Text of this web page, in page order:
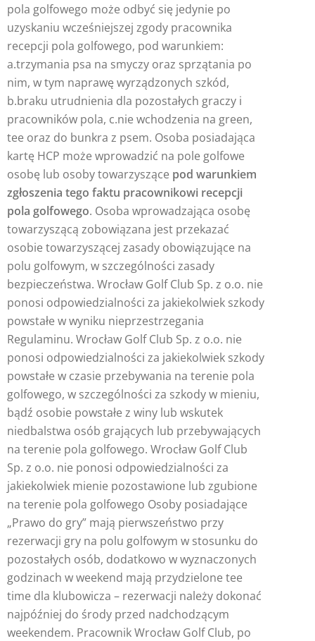
pola golfowego może odbyć się jedynie po
uzyskaniu wcześniejszej zgody pracownika
recepcji pola golfowego, pod warunkiem:
a.trzymania psa na smyczy oraz sprzątania po
nim, w tym naprawę wyrządzonych szkód,
b.braku utrudnienia dla pozostałych graczy i
pracowników pola, c.nie wchodzenia na green,
tee oraz do bunkra z psem. Osoba posiadająca
kartę HCP może wprowadzić na pole golfowe
osobę lub osoby towarzyszące pod warunkiem
zgłoszenia tego faktu pracownikowi recepcji
pola golfowego. Osoba wprowadzająca osobę
towarzyszącą zobowiązana jest przekazać
osobie towarzyszącej zasady obowiązujące na
polu golfowym, w szczególności zasady
bezpieczeństwa. Wrocław Golf Club Sp. z o.o. nie
ponosi odpowiedzialności za jakiekolwiek szkody
powstałe w wyniku nieprzestrzegania
Regulaminu. Wrocław Golf Club Sp. z o.o. nie
ponosi odpowiedzialności za jakiekolwiek szkody
powstałe w czasie przebywania na terenie pola
golfowego, w szczególności za szkody w mieniu,
bądź osobie powstałe z winy lub wskutek
niedbalstwa osób grających lub przebywających
na terenie pola golfowego. Wrocław Golf Club
Sp. z o.o. nie ponosi odpowiedzialności za
jakiekolwiek mienie pozostawione lub zgubione
na terenie pola golfowego Osoby posiadające
„Prawo do gry” mają pierwszeństwo przy
rezerwacji gry na polu golfowym w stosunku do
pozostałych osób, dodatkowo w wyznaczonych
godzinach w weekend mają przydzielone tee
time dla klubowicza – rezerwacji należy dokonać
najpóźniej do środy przed nadchodzącym
weekendem. Pracownik Wrocław Golf Club, po